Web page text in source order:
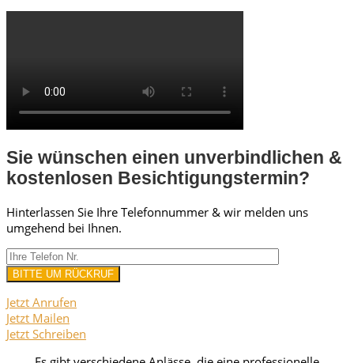
Sie wünschen einen unverbindlichen &
kostenlosen Besichtigungstermin?
Hinterlassen Sie Ihre Telefonnummer & wir melden uns
umgehend bei Ihnen.
Jetzt Anrufen
Jetzt Mailen
Jetzt Schreiben